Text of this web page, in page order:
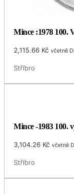
Mince :1978
2,115.66 Kč včetně
Stříbro
Mince -1983 100.
3,104.26 Kč včetně
Stříbro